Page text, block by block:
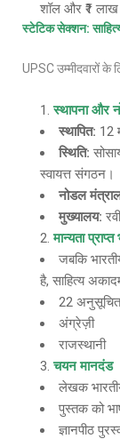
शॉल और ₹1 लाख
स्टेटिक सेक्शन:
UPSC उम्मीदवारों
स्थापना और
स्थापित: 12
स्थिति:
स्वायत्त संगठन।
नोडल
मुख्यालय:
मान्यता प्राप्त
जबकि
है, साहित्य
22 अनुसूचित
अंग्रेज़ी
राजस्थानी
चयन मानदंड
लेखक
पुस्तक को
ज्ञानपीठ